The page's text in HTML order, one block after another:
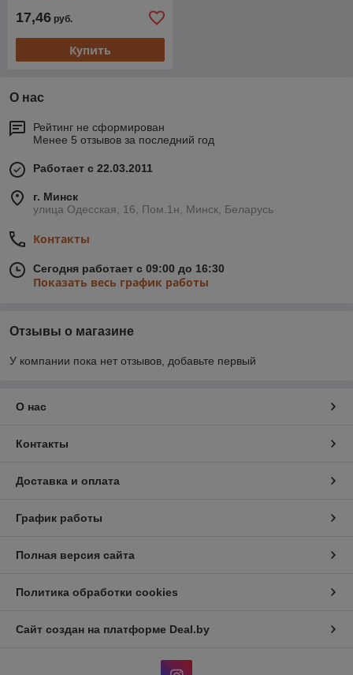
17,46 руб.
Купить
О нас
Рейтинг не сформирован
Менее 5 отзывов за последний год
Работает с 22.03.2011
г. Минск
улица Одесская, 16, Пом.1н, Минск, Беларусь
Контакты
Сегодня работает с 09:00 до 16:30
Показать весь график работы
Отзывы о магазине
У компании пока нет отзывов, добавьте первый
О нас
Контакты
Доставка и оплата
График работы
Полная версия сайта
Политика обработки cookies
Сайт создан на платформе Deal.by